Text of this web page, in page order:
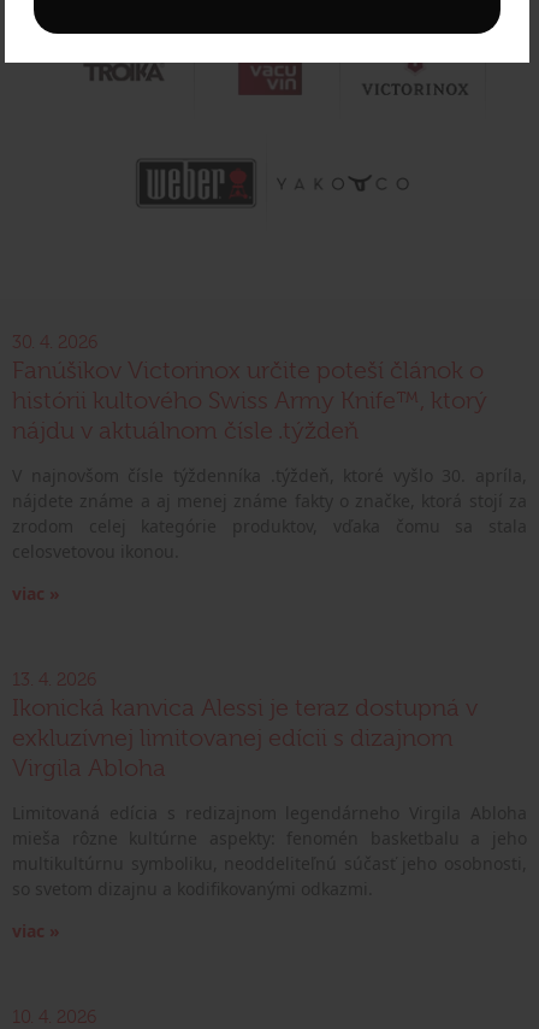
30. 4. 2026
Fanúšikov Victorinox určite poteší článok o
histórii kultového Swiss Army Knife™, ktorý
nájdu v aktuálnom čísle .týždeň
viac »
13. 4. 2026
Ikonická kanvica Alessi je teraz dostupná v
exkluzívnej limitovanej edícii s dizajnom
Virgila Abloha
viac »
10. 4. 2026